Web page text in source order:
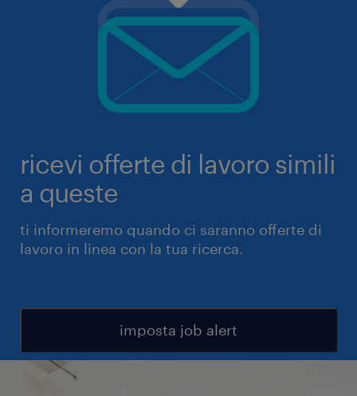
ricevi offerte di lavoro simili
a queste
ti informeremo quando ci saranno offerte di
lavoro in linea con la tua ricerca.
imposta job alert